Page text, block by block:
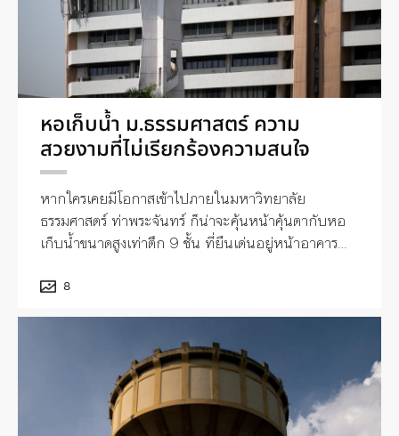
หอเก็บน้ำ ม.ธรรมศาสตร์ ความ
สวยงามที่ไม่เรียกร้องความสนใจ
หากใครเคยมีโอกาสเข้าไปภายในมหาวิทยาลัย
ธรรมศาสตร์ ท่าพระจันทร์ ก็น่าจะคุ้นหน้าคุ้นตากับหอ
เก็บน้ำขนาดสูงเท่าตึก 9 ชั้น ที่ยืนเด่นอยู่หน้าอาคาร
8